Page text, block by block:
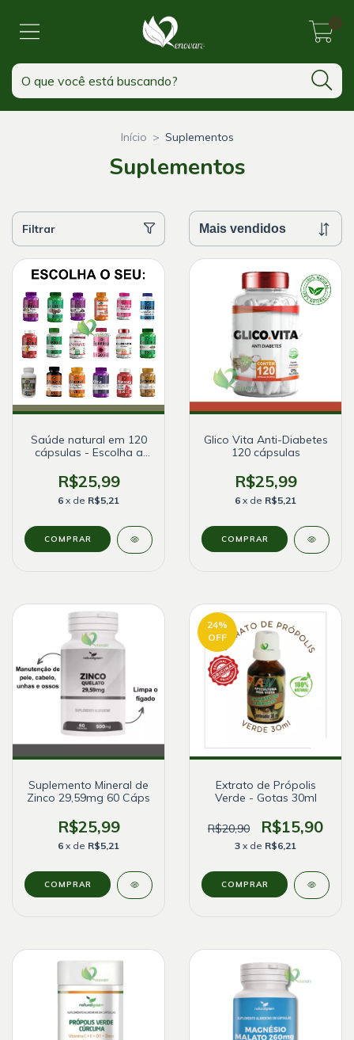
0
Início > Suplementos
Suplementos
Filtrar
Saúde natural em 120
cápsulas - Escolha a
R$25,99
6 x de R$5,21
COMPRAR
Glico Vita Anti-Diabetes
120 cápsulas
R$25,99
6 x de R$5,21
Suplemento Mineral de
Zinco 29,59mg 60 Cáps
R$25,99
6 x de R$5,21
24%
OFF
Extrato de Própolis
Verde - Gotas 30ml
R$20,90 R$15,90
3 x de R$6,21